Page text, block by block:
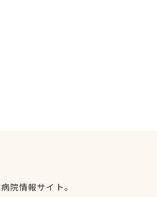
院情報サイト。